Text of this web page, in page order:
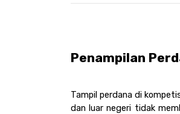
Penampilan
Tampil perdana di
dan luar negeri tidak